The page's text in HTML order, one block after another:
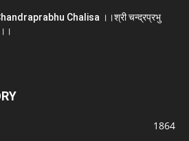
Chalisa ।।श्री चन्द्रप्रभु
1864